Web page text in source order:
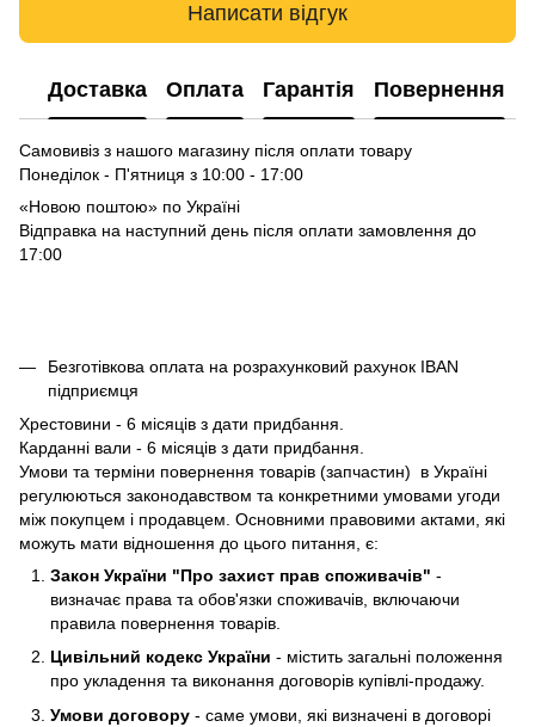
Написати відгук
Доставка Оплата Гарантія Повернення
Самовивіз з нашого магазину після оплати товару
Понеділок - П'ятниця з 10:00 - 17:00
«Новою поштою» по Україні
Відправка на наступний день після оплати замовлення до
17:00
Безготівкова оплата на розрахунковий рахунок IBAN
підприємця
Хрестовини - 6 місяців з дати придбання.
Карданні вали - 6 місяців з дати придбання.
Умови та терміни повернення товарів (запчастин) в Україні
регулюються законодавством та конкретними умовами угоди
між покупцем і продавцем. Основними правовими актами, які
можуть мати відношення до цього питання, є:
Закон України "Про захист прав споживачів" -
визначає права та обов'язки споживачів, включаючи
правила повернення товарів.
Цивільний кодекс України - містить загальні положення
про укладення та виконання договорів купівлі-продажу.
Умови договору - саме умови, які визначені в договорі